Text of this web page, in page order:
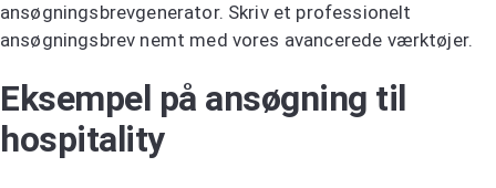
ansøgningsbrevgenerator. Skriv et professionelt
ansøgningsbrev nemt med vores avancerede værktøjer.
Eksempel på ansøgning til
hospitality